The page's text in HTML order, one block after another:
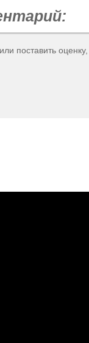
поставить